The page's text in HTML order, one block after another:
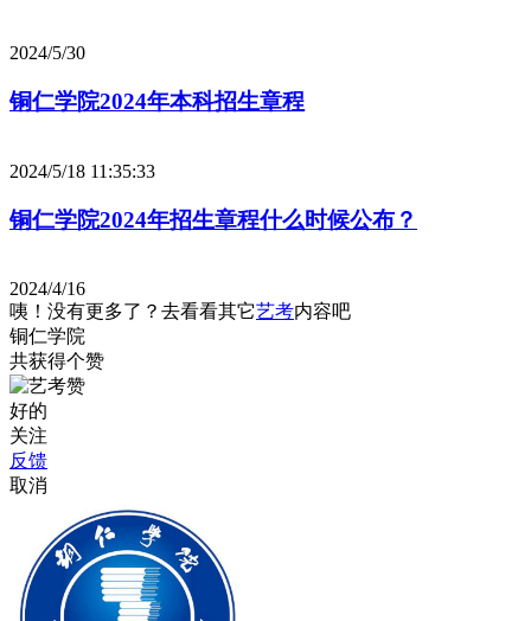
2024/5/30
铜仁学院2024年本科招生章程
2024/5/18 11:35:33
铜仁学院2024年招生章程什么时候公布？
2024/4/16
咦！没有更多了？去看看其它艺考内容吧
铜仁学院
共获得个赞
好的
关注
反馈
取消